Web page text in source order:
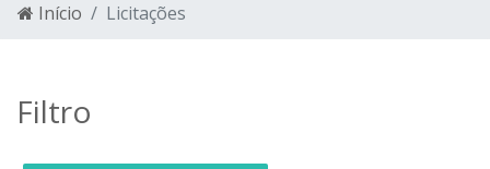
Início Licitações
Filtro